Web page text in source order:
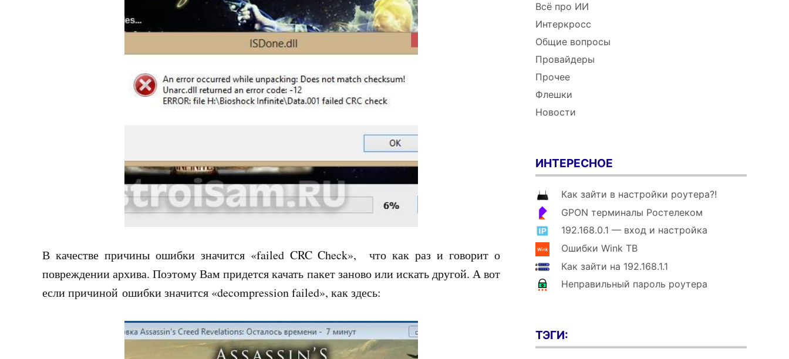
В качестве причины ошибки значится «failed CRC Check», что как раз и говорит о
повреждении архива. Поэтому Вам придется качать пакет заново или искать другой. А вот
если причиной ошибки значится «decompression failed», как здесь:
Всё про ИИ
Интеркросс
Общие вопросы
Провайдеры
Прочее
Флешки
Новости
ИНТЕРЕСНОЕ
Как зайти в настройки роутера?!
GPON терминалы Ростелеком
192.168.0.1 — вход и настройка
Ошибки Wink ТВ
Как зайти на 192.168.1.1
Неправильный пароль роутера
ТЭГИ: